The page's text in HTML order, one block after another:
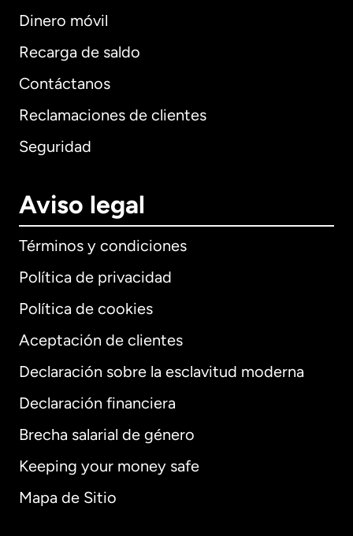
Dinero móvil
Recarga de saldo
Contáctanos
Reclamaciones de clientes
Seguridad
Aviso legal
Términos y condiciones
Política de privacidad
Política de cookies
Aceptación de clientes
Declaración sobre la esclavitud moderna
Declaración financiera
Brecha salarial de género
Keeping your money safe
Mapa de Sitio
Internacional English
Alemania